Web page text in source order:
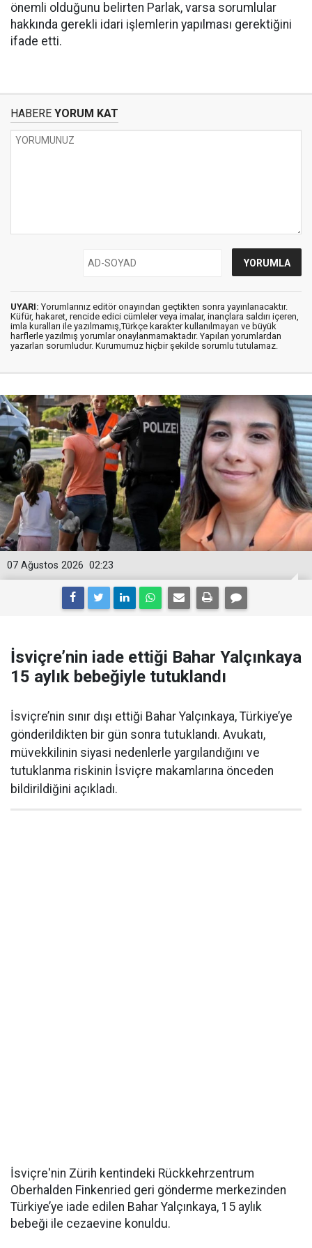
önemli olduğunu belirten Parlak, varsa sorumlular
hakkında gerekli idari işlemlerin yapılması gerektiğini
ifade etti.
HABERE YORUM KAT
UYARI: Yorumlarınız editör onayından geçtikten sonra yayınlanacaktır.
Küfür, hakaret, rencide edici cümleler veya imalar, inançlara saldırı içeren,
imla kuralları ile yazılmamış,Türkçe karakter kullanılmayan ve büyük
harflerle yazılmış yorumlar onaylanmamaktadır. Yapılan yorumlardan
yazarları sorumludur. Kurumumuz hiçbir şekilde sorumlu tutulamaz.
02:23
07 Ağustos 2026
İsviçre’nin iade ettiği Bahar Yalçınkaya
15 aylık bebeğiyle tutuklandı
İsviçre’nin sınır dışı ettiği Bahar Yalçınkaya, Türkiye’ye
gönderildikten bir gün sonra tutuklandı. Avukatı,
müvekkilinin siyasi nedenlerle yargılandığını ve
tutuklanma riskinin İsviçre makamlarına önceden
bildirildiğini açıkladı.
İsviçre'nin Zürih kentindeki Rückkehrzentrum
Oberhalden Finkenried geri gönderme merkezinden
Türkiye’ye iade edilen Bahar Yalçınkaya, 15 aylık
bebeği ile cezaevine konuldu.